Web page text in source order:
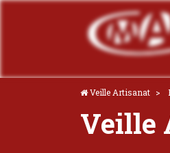
Veille Artisanat
Veille